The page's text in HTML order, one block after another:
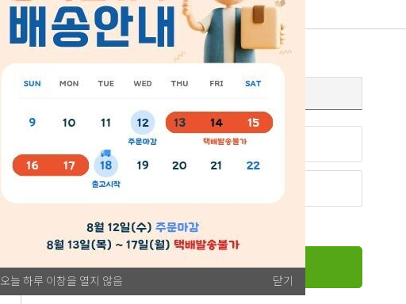
오늘 하루 이창을 열지 않음 닫기
아이디 저장
로그인